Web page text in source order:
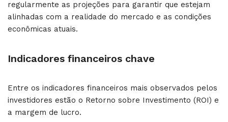
regularmente as projeções para garantir que estejam
alinhadas com a realidade do mercado e as condições
econômicas atuais.
Indicadores financeiros chave
Entre os indicadores financeiros mais observados pelos
investidores estão o Retorno sobre Investimento (ROI) e
a margem de lucro.